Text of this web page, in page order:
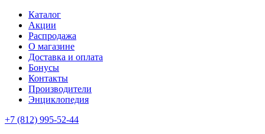
Каталог
Акции
Распродажа
О магазине
Доставка и оплата
Бонусы
Контакты
Производители
Энциклопедия
+7 (812) 995-52-44